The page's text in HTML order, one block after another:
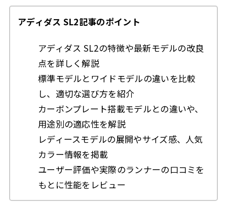
アディダス SL2記事のポイント
アディダス SL2の特徴や最新モデルの改良
点を詳しく解説
標準モデルとワイドモデルの違いを比較
し、適切な選び方を紹介
カーボンプレート搭載モデルとの違いや、
用途別の適応性を解説
レディースモデルの展開やサイズ感、人気
カラー情報を掲載
ユーザー評価や実際のランナーの口コミを
もとに性能をレビュー